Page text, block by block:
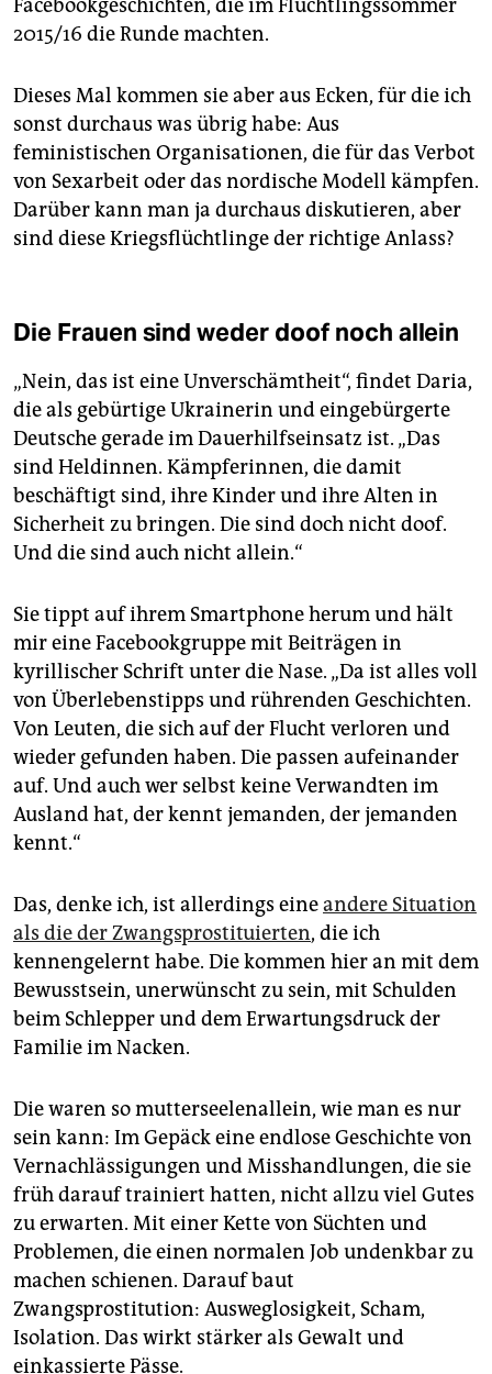
Facebookgeschichten, die im Flüchtlingssommer
2015/16 die Runde machten.
Dieses Mal kommen sie aber aus Ecken, für die ich
sonst durchaus was übrig habe: Aus
feministischen Organisationen, die für das Verbot
von Sexarbeit oder das nordische Modell kämpfen.
Da­rüber kann man ja durchaus diskutieren, aber
sind diese Kriegsflüchtlinge der richtige Anlass?
Die Frauen sind weder doof noch allein
„Nein, das ist eine Unverschämtheit“, findet Daria,
die als gebürtige Ukrainerin und eingebürgerte
Deutsche gerade im Dauerhilfseinsatz ist. „Das
sind Heldinnen. Kämpferinnen, die damit
beschäftigt sind, ihre Kinder und ihre Alten in
Sicherheit zu bringen. Die sind doch nicht doof.
Und die sind auch nicht allein.“
Sie tippt auf ihrem Smartphone herum und hält
mir eine Facebookgruppe mit Beiträgen in
kyrillischer Schrift unter die Nase. „Da ist alles voll
von Überlebenstipps und rührenden Geschichten.
Von Leuten, die sich auf der Flucht verloren und
wieder gefunden haben. Die passen aufeinander
auf. Und auch wer selbst keine Verwandten im
Ausland hat, der kennt jemanden, der jemanden
kennt.“
Das, denke ich, ist allerdings eineandere Situation
als die der Zwangsprostituierten, die ich
kennengelernt habe. Die kommen hier an mit dem
Bewusstsein, unerwünscht zu sein, mit Schulden
beim Schlepper und dem Erwartungsdruck der
Familie im Nacken.
Die waren so mutterseelenallein, wie man es nur
sein kann: Im Gepäck eine endlose Geschichte von
Vernachlässigungen und Misshandlungen, die sie
früh da­rauf trainiert hatten, nicht allzu viel Gutes
zu erwarten. Mit einer Kette von Süchten und
Problemen, die einen normalen Job undenkbar zu
machen schienen. Darauf baut
Zwangsprostitution: Ausweglosigkeit, Scham,
Isolation. Das wirkt stärker als Gewalt und
einkassierte Pässe.